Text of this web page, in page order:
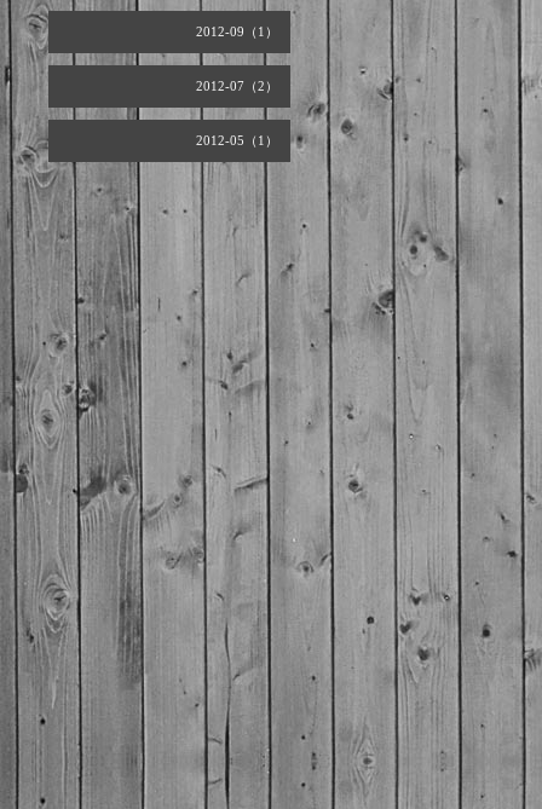
2012-09（1）
2012-07（2）
2012-05（1）